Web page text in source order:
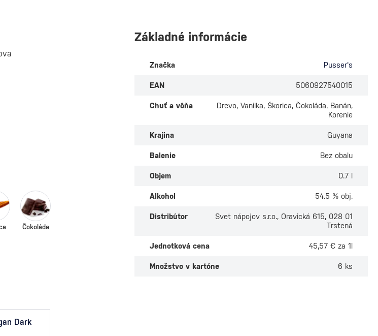
Čokoláda
Dark
Základné informácie
Značka Pusser's
EAN 5060927540015
Chuť a vôňa
Drevo, Vanilka, Škorica, Čokoláda, Banán,
Korenie
Krajina Guyana
Balenie Bez obalu
Objem 0.7 l
Alkohol 54.5 % obj.
Distribútor
Svet nápojov s.r.o., Oravická 615, 028 01
Trstená
Jednotková cena 45,57 € za 1l
Množstvo v kartóne 6 ks